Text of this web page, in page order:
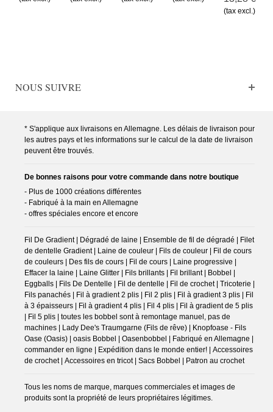
(tax excl.)
NOUS SUIVRE
* S'applique aux livraisons en Allemagne. Les délais de livraison pour
les autres pays et les informations sur le calcul de la date de livraison
peuvent être trouvés.
De bonnes raisons pour votre commande dans notre boutique
- Plus de 1000 créations différentes
- Fabriqué à la main en Allemagne
- offres spéciales encore et encore
Fil De Gradient | Dégradé de laine | Ensemble de fil de dégradé | Filet
de dentelle Gradient | Laine de couleur | Fils de couleur | Fil de cours
de couleurs | Des fils de cours | Fil de cours | Laine progressive |
Effacer la laine | Laine Glitter | Fils brillants | Fil brillant | Bobbel |
Eggballs | Fils De Dentelle | Fil de dentelle | Fil de crochet | Tricoterie |
Fils panachés | Fil à gradient 2 plis | Fil 2 plis | Fil à gradient 3 plis | Fil
à 3 épaisseurs | Fil à gradient 4 plis | Fil 4 plis | Fil à gradient de 5 plis
| Fil 5 plis | toutes les bobbel sont à remontage manuel, pas de
machines | Lady Dee's Traumgarne (Fils de rêve) | Knopfoase - Fils
Oase (Oasis) | oasis Bobbel | Oasenbobbel | Fabriqué en Allemagne |
commander en ligne | Expédition dans le monde entier! | Accessoires
de crochet | Accessoires en tricot | Sacs Bobbel | Patron au crochet
Tous les noms de marque, marques commerciales et images de
produits sont la propriété de leurs propriétaires légitimes.